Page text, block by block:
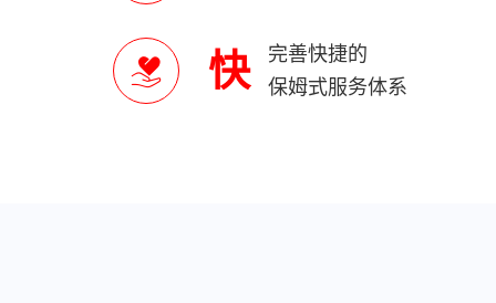
快
完善快捷的
保姆式服务体系